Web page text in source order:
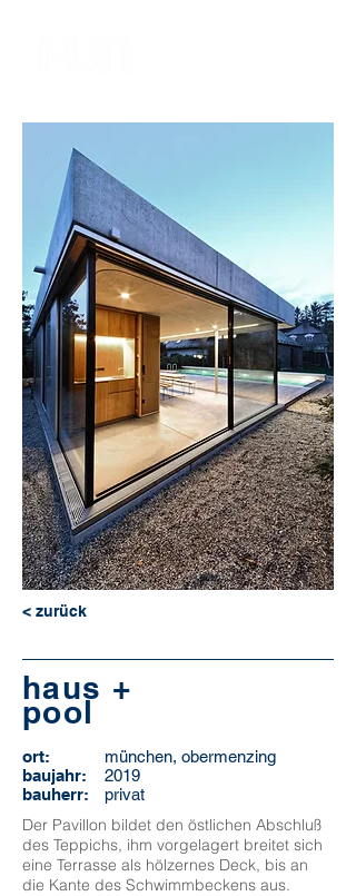
< zurück
haus +
pool
ort:
baujahr:
bauherr:
münchen, obermenzing
2019
privat
Der Pavillon bildet den östlichen Abschluß
des Teppichs, ihm vorgelagert breitet sich
eine Terrasse als hölzernes Deck, bis an
die Kante des Schwimmbeckens aus.